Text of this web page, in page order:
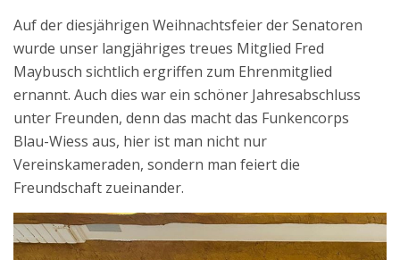
Auf der diesjährigen Weihnachtsfeier der Senatoren
wurde unser langjähriges treues Mitglied Fred
Maybusch sichtlich ergriffen zum Ehrenmitglied
ernannt. Auch dies war ein schöner Jahresabschluss
unter Freunden, denn das macht das Funkencorps
Blau-Wiess aus, hier ist man nicht nur
Vereinskameraden, sondern man feiert die
Freundschaft zueinander.